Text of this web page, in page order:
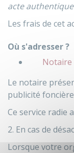
acte authentique
Les frais de cet
Où s'adresser ?
Notaire
Le notaire
publicité
Ce service radie
2. En cas de
Lorsque votre